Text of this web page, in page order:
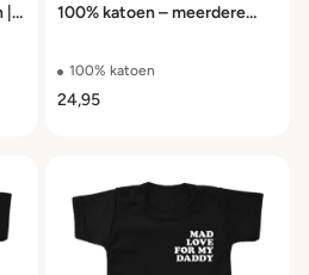
100% katoen – meerdere
100% katoen
24,95